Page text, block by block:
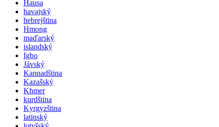
Hausa
havajský
hebrejština
Hmong
maďarský
islandský
Igbo
Jávský
Kannadština
Kazašský
Khmer
kurdština
Kyrgyzština
latinský